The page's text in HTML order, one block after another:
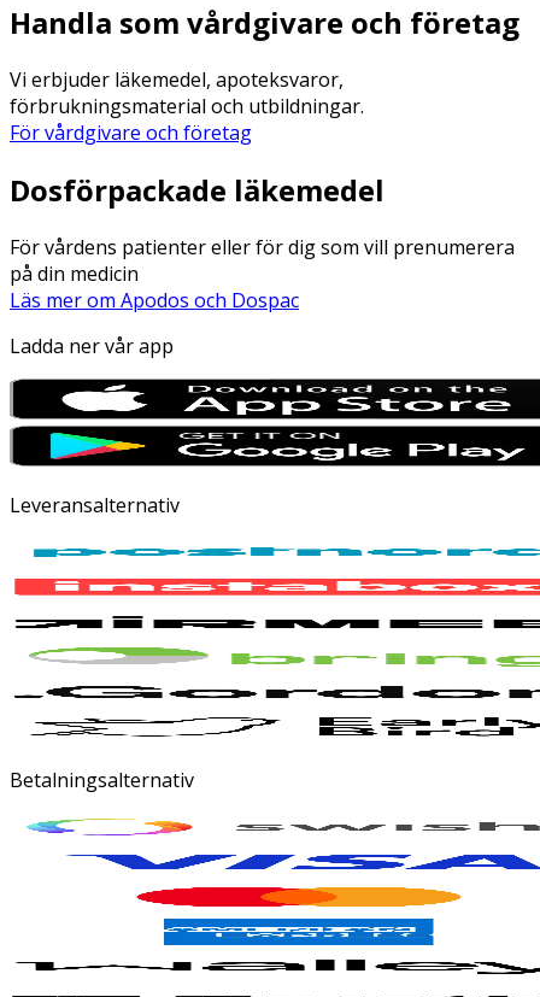
Handla som vårdgivare och företag
Vi erbjuder läkemedel, apoteksvaror,
förbrukningsmaterial och utbildningar.
För vårdgivare och företag
Dosförpackade läkemedel
För vårdens patienter eller för dig som vill prenumerera
på din medicin
Läs mer om Apodos och Dospac
Ladda ner vår app
Leveransalternativ
Betalningsalternativ